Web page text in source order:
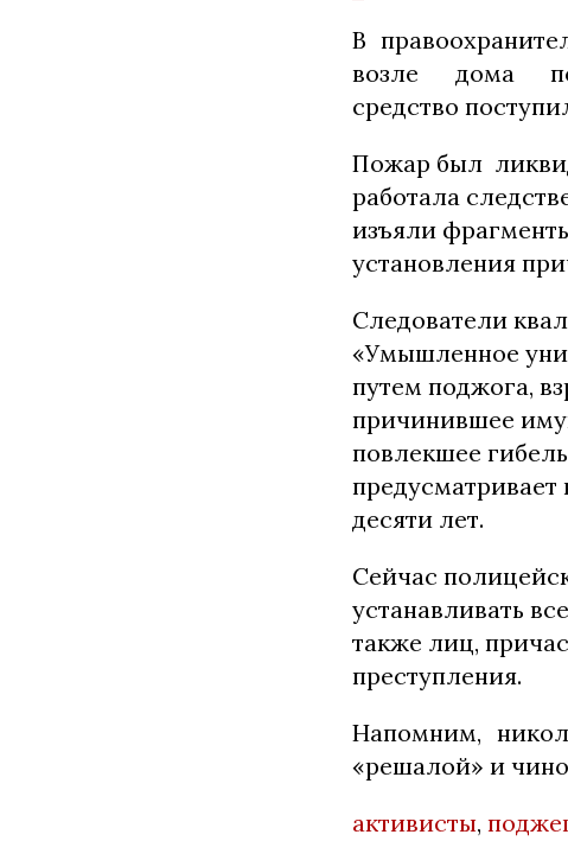
В
возле дома
средство
Пожар был
работала
изъяли
установления
Следователи
«Умышленное
путем поджога,
причинившее
повлекшее
предусматривает
десяти лет.
Сейчас
устанавливать
также лиц,
преступления.
Напомним,
«решалой» и
активисты,